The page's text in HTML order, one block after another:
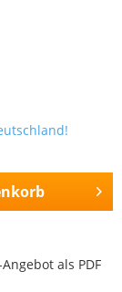
als PDF